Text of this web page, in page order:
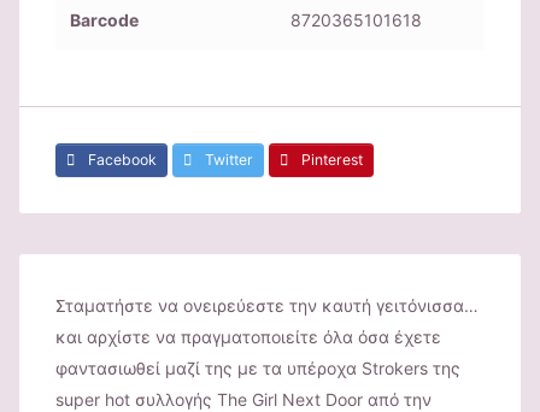
Barcode 8720365101618
Facebook Twitter Pinterest
Σταματήστε να ονειρεύεστε την καυτή γειτόνισσα…
και αρχίστε να πραγματοποιείτε όλα όσα έχετε
φαντασιωθεί μαζί της με τα υπέροχα Strokers της
super hot συλλογής The Girl Next Door από την